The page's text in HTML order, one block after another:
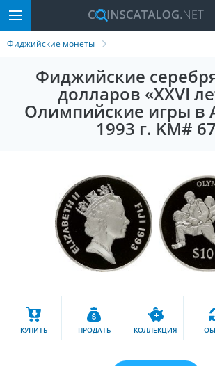
Фиджийские монеты
Фиджийские
долларов «XXVI
Олимпийские игры в
1993 г. KM# 67
КУПИТЬ ПРОДАТЬ КОЛЛЕКЦИЯ